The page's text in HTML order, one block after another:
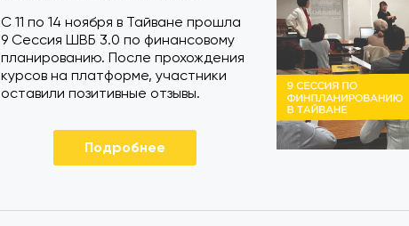
С 11 по 14 ноября в Тайване прошла
9 Сессия ШВБ 3.0 по финансовому
планированию. После прохождения
курсов на платформе, участники
оставили позитивные отзывы.
Подробнее